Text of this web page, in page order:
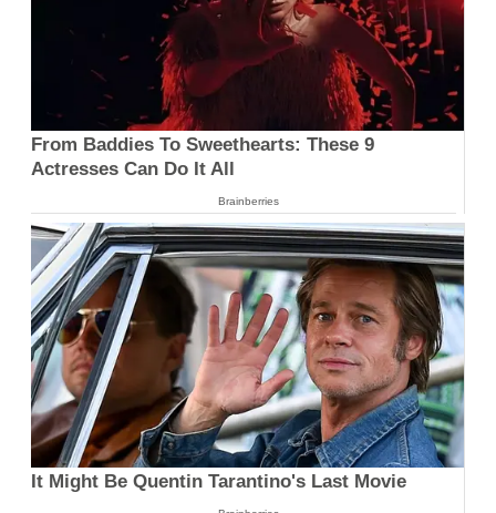
From Baddies To Sweethearts: These 9
Actresses Can Do It All
Brainberries
It Might Be Quentin Tarantino's Last Movie